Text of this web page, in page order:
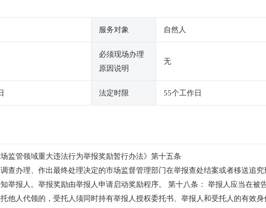
服务对象 自然人
必须现场办理
原因说明
无
法定时限 55个工作日
监管领域重大违法行为举报奖励暂行办法》第十五条
查办理、作出最终处理决定的市场监督管理部门在举报查处结案或者移送追
举报人。举报奖励由举报人申请启动奖励程序。 第十八条： 举报人应当在
他人代领的，受托人须同时持有举报人授权委托书、举报人和受托人的有效